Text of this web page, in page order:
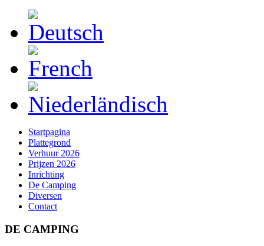
Startpagina
Plattegrond
Verhuur 2026
Prijzen 2026
Inrichting
De Camping
Diversen
Contact
DE CAMPING